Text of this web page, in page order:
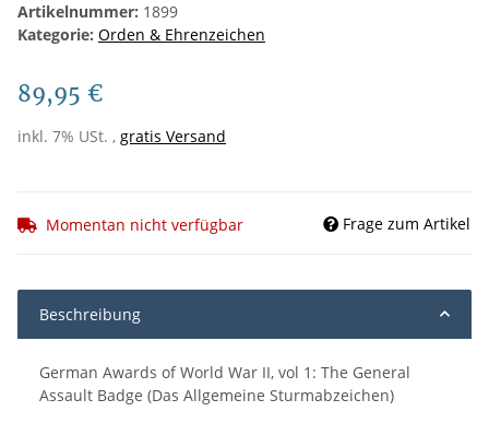
Artikelnummer: 1899
Kategorie: Orden & Ehrenzeichen
89,95 €
inkl. 7% USt. , gratis Versand
Momentan nicht verfügbar Frage zum Artikel
Beschreibung
German Awards of World War II, vol 1: The General
Assault Badge (Das Allgemeine Sturmabzeichen)